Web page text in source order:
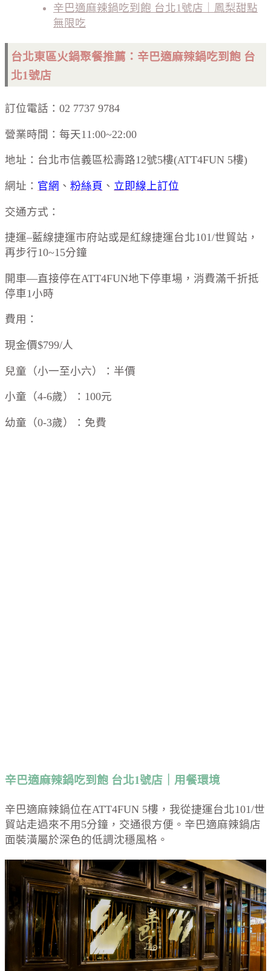
辛巴適麻辣鍋吃到飽 台北1號店｜鳳梨甜點
無限吃
台北東區火鍋聚餐推薦：辛巴適麻辣鍋吃到飽 台
北1號店
訂位電話：02 7737 9784
營業時間：每天11:00~22:00
地址：台北市信義區松壽路12號5樓(ATT4FUN 5樓)
網址： 官網 、 粉絲頁 、 立即線上訂位
交通方式：
捷運–藍線捷運市府站或是紅線捷運台北101/世貿站，
再步行10~15分鐘
開車—直接停在ATT4FUN地下停車場，消費滿千折抵
停車1小時
費用：
現金價$799/人
兒童（小一至小六）：半價
小童（4-6歲）：100元
幼童（0-3歲）：免費
辛巴適麻辣鍋吃到飽 台北1號店｜用餐環境
辛巴適麻辣鍋位在ATT4FUN 5樓，我從捷運台北101/世
貿站走過來不用5分鐘，交通很方便。辛巴適麻辣鍋店
面裝潢屬於深色的低調沈穩風格。